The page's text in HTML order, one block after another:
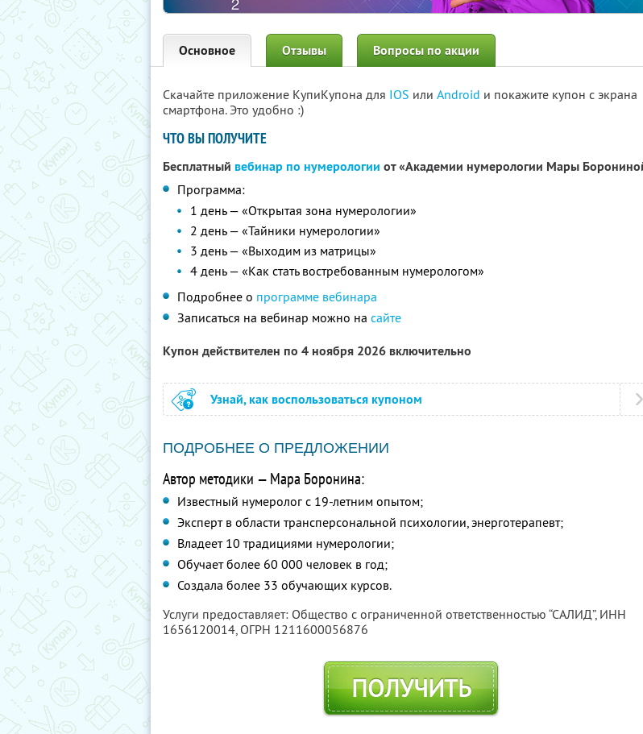
Основное Отзывы Вопросы по акции
Скачайте приложение КупиКупона для IOS или Android и покажите купон с экрана
смартфона. Это удобно :)
ЧТО ВЫ ПОЛУЧИТЕ
Бесплатный вебинар по нумерологии от «Академии нумерологии Мары
Программа:
1 день — «Открытая зона нумерологии»
2 день — «Тайники нумерологии»
3 день — «Выходим из матрицы»
4 день — «Как стать востребованным нумерологом»
Подробнее о программе вебинара
Записаться на вебинар можно на сайте
Купон действителен по 4 ноября 2026 включительно
Узнай, как воспользоваться купоном
ПОДРОБНЕЕ О ПРЕДЛОЖЕНИИ
Автор методики — Мара Боронина:
Известный нумеролог с 19-летним опытом;
Эксперт в области трансперсональной психологии, энерготерапевт;
Владеет 10 традициями нумерологии;
Обучает более 60 000 человек в год;
Создала более 33 обучающих курсов.
Услуги предоставляет: Общество с ограниченной ответственностью “САЛИД”, ИНН
1656120014, ОГРН 1211600056876
ПОЛУЧИТЬ